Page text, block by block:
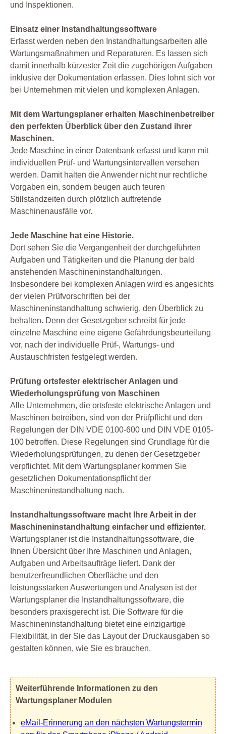
und Inspektionen.
Einsatz einer Instandhaltungssoftware
Erfasst werden neben den Instandhaltungsarbeiten alle
Wartungsmaßnahmen und Reparaturen. Es lassen sich
damit innerhalb kürzester Zeit die zugehörigen Aufgaben
inklusive der Dokumentation erfassen. Dies lohnt sich vor
bei Unternehmen mit vielen und komplexen Anlagen.
Mit dem Wartungsplaner erhalten Maschinenbetreiber
den perfekten Überblick über den Zustand ihrer
Maschinen.
Jede Maschine in einer Datenbank erfasst und kann mit
individuellen Prüf- und Wartungsintervallen versehen
werden. Damit halten die Anwender nicht nur rechtliche
Vorgaben ein, sondern beugen auch teuren
Stillstandzeiten durch plötzlich auftretende
Maschinenausfälle vor.
Jede Maschine hat eine Historie.
Dort sehen Sie die Vergangenheit der durchgeführten
Aufgaben und Tätigkeiten und die Planung der bald
anstehenden Maschineninstandhaltungen.
Insbesondere bei komplexen Anlagen wird es angesichts
der vielen Prüfvorschriften bei der
Maschineninstandhaltung schwierig, den Überblick zu
behalten. Denn der Gesetzgeber schreibt für jede
einzelne Maschine eine eigene Gefährdungsbeurteilung
vor, nach der individuelle Prüf-, Wartungs- und
Austauschfristen festgelegt werden.
Prüfung ortsfester elektrischer Anlagen und
Wiederholungsprüfung von Maschinen
Alle Unternehmen, die ortsfeste elektrische Anlagen und
Maschinen betreiben, sind von der Prüfpflicht und den
Regelungen der DIN VDE 0100-600 und DIN VDE 0105-
100 betroffen. Diese Regelungen sind Grundlage für die
Wiederholungsprüfungen, zu denen der Gesetzgeber
verpflichtet. Mit dem Wartungsplaner kommen Sie
gesetzlichen Dokumentationspflicht der
Maschineninstandhaltung nach.
Instandhaltungssoftware macht Ihre Arbeit in der
Maschineninstandhaltung einfacher und effizienter.
Wartungsplaner ist die Instandhaltungssoftware, die
Ihnen Übersicht über Ihre Maschinen und Anlagen,
Aufgaben und Arbeitsaufträge liefert. Dank der
benutzerfreundlichen Oberfläche und den
leistungsstarken Auswertungen und Analysen ist der
Wartungsplaner die Instandhaltungssoftware, die
besonders praxisgerecht ist. Die Software für die
Maschineninstandhaltung bietet eine einzigartige
Flexibilität, in der Sie das Layout der Druckausgaben so
gestalten können, wie Sie es brauchen.
Weiterführende Informationen zu den
Wartungsplaner Modulen
eMail-Erinnerung an den nächsten Wartungstermin